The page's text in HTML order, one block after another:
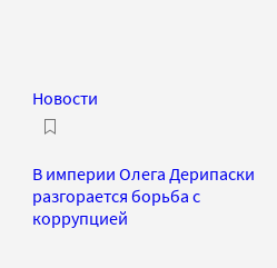
Новости
В империи Олега Дерипаски
разгорается борьба с
коррупцией